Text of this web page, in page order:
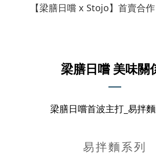
【梁膳日嚐 x Stojo】首賣合
梁膳日嚐 美味關
梁膳日嚐首波主打_易拌
易拌麵系列